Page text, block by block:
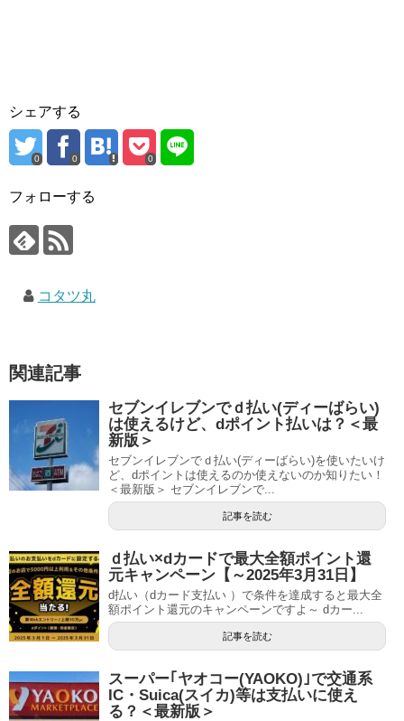
シェアする
0 0 0
フォローする
コタツ丸
関連記事
セブンイレブンでｄ払い(ディーばらい)
は使えるけど、dポイント払いは？＜最
新版＞
セブンイレブンでｄ払い(ディーばらい)を使いたいけ
ど、dポイントは使えるのか使えないのか知りたい！
＜最新版＞ セブンイレブンで...
記事を読む
ｄ払い×dカードで最大全額ポイント還
元キャンペーン【～2025年3月31日】
d払い（dカード支払い ）で条件を達成すると最大全
額ポイント還元のキャンペーンですよ～ dカー...
記事を読む
スーパー｢ヤオコー(YAOKO)｣で交通系
IC・Suica(スイカ)等は支払いに使え
る？＜最新版＞